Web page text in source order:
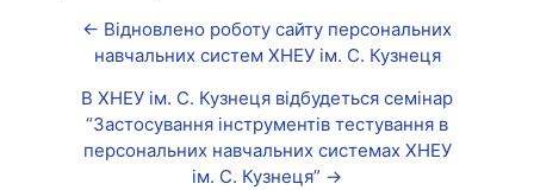
← Відновлено роботу сайту персональних
навчальних систем ХНЕУ ім. С. Кузнеця
В ХНЕУ ім. С. Кузнеця відбудеться семінар
“Застосування інструментів тестування в
персональних навчальних системах ХНЕУ
ім. С. Кузнеця” →